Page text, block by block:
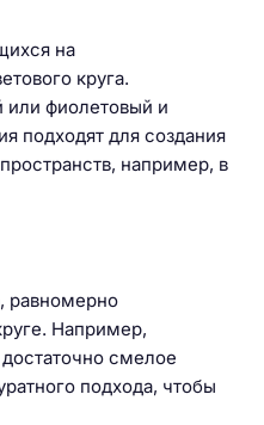
на
круга.
фиолетовый и
подходят для создания
например, в
равномерно
Например,
смелое
подхода, чтобы